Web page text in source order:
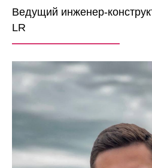
Ведущий инженер-
LR
——————————